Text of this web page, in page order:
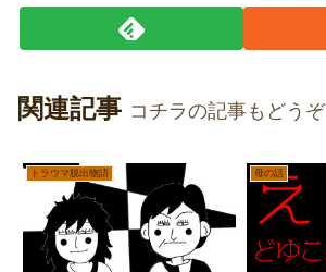
関連記事 コチラの記事もどうぞ
トラウマ脱出物語 母の話